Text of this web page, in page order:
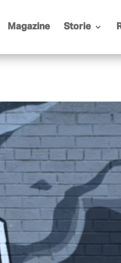
Magazine Storie